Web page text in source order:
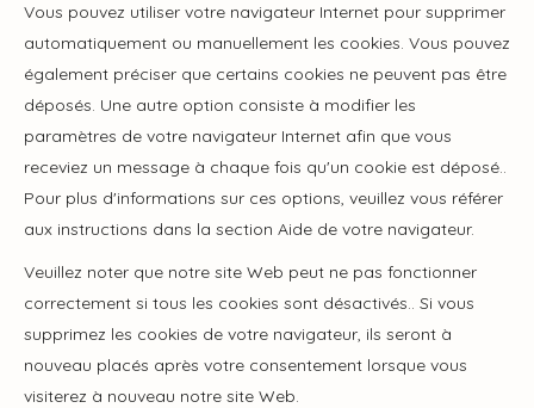
Vous pouvez utiliser votre navigateur Internet pour supprimer
automatiquement ou manuellement les cookies. Vous pouvez
également préciser que certains cookies ne peuvent pas être
déposés. Une autre option consiste à modifier les
paramètres de votre navigateur Internet afin que vous
receviez un message à chaque fois qu'un cookie est déposé..
Pour plus d'informations sur ces options, veuillez vous référer
aux instructions dans la section Aide de votre navigateur.
Veuillez noter que notre site Web peut ne pas fonctionner
correctement si tous les cookies sont désactivés.. Si vous
supprimez les cookies de votre navigateur, ils seront à
nouveau placés après votre consentement lorsque vous
visiterez à nouveau notre site Web.